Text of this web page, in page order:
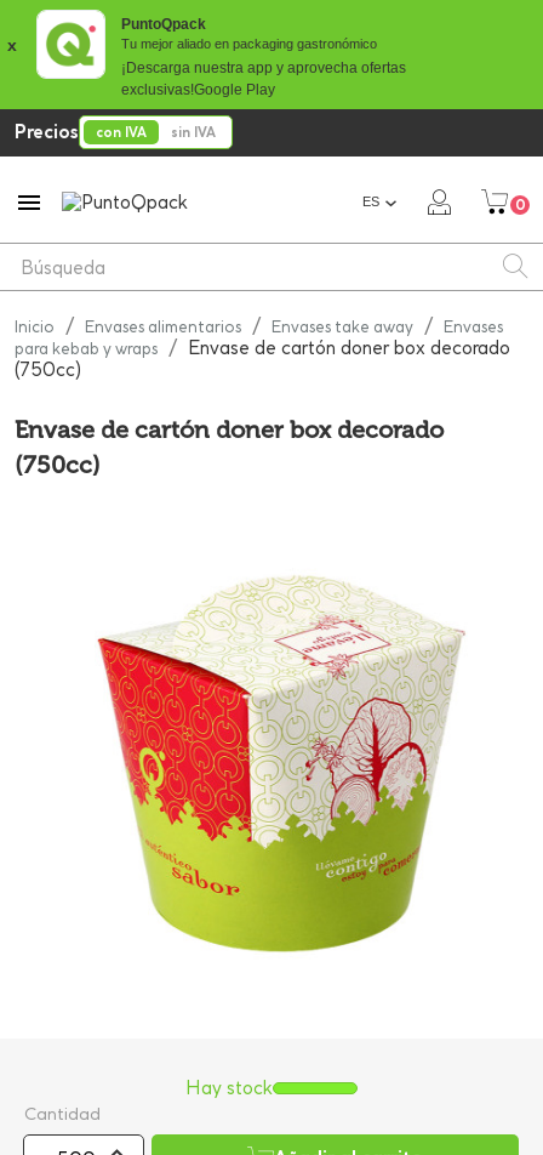
x
PuntoQpack
Tu mejor aliado en packaging gastronómico
¡Descarga nuestra app y aprovecha ofertas
exclusivas!Google Play
Precios con IVA sin IVA
 ES 0
Inicio Envases alimentarios Envases take away
Envases
para kebab y wraps
Envase de cartón doner box decorado
(750cc)
Envase de cartón doner box decorado
(750cc)
Cantidad
Hay stock